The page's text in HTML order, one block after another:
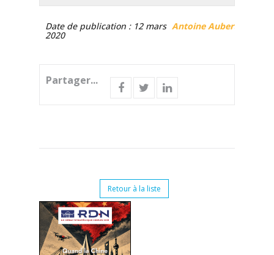
Antoine Aubert
Date de publication : 12 mars
2020
Partager...
Retour à la liste